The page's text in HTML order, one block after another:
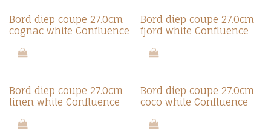
Bord diep coupe 27.0cm
cognac white Confluence
Bord diep coupe 27.0cm
fjord white Confluence
Bord diep coupe 27.0cm
linen white Confluence
Bord diep coupe 27.0cm
coco white Confluence